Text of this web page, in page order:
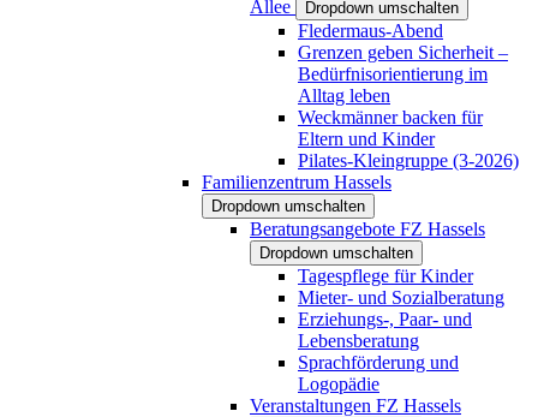
Allee
Dropdown umschalten
Fledermaus-Abend
Grenzen geben Sicherheit –
Bedürfnisorientierung im
Alltag leben
Weckmänner backen für
Eltern und Kinder
Pilates-Kleingruppe (3-2026)
Familienzentrum Hassels
Dropdown umschalten
Beratungsangebote FZ Hassels
Dropdown umschalten
Tagespflege für Kinder
Mieter- und Sozialberatung
Erziehungs-, Paar- und
Lebensberatung
Sprachförderung und
Logopädie
Veranstaltungen FZ Hassels